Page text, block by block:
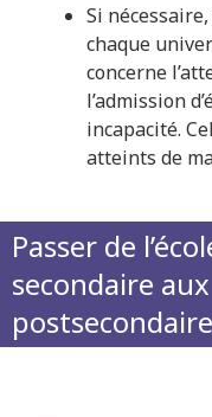
Si
chaque
concerne
l’admission
incapacité.
atteints de
Passer de
secondaire